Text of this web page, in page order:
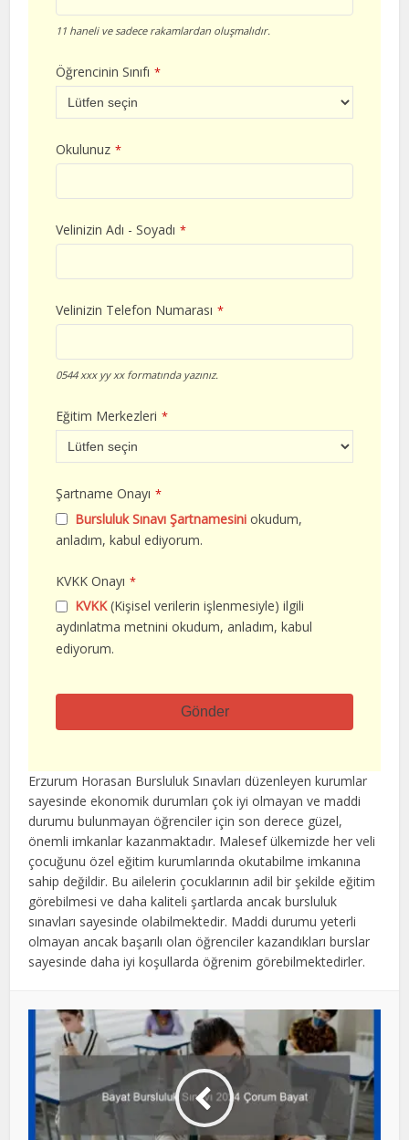
11 haneli ve sadece rakamlardan oluşmalıdır.
Öğrencinin Sınıfı *
Okulunuz *
Velinizin Adı - Soyadı *
Velinizin Telefon Numarası *
0544 xxx yy xx formatında yazınız.
Eğitim Merkezleri *
Şartname Onayı *
Bursluluk Sınavı Şartnamesini okudum,
anladım, kabul ediyorum.
KVKK Onayı *
KVKK(Kişisel verilerin işlenmesiyle) ilgili
aydınlatma metnini okudum, anladım, kabul
ediyorum.
Gönder
alan
boş
bırakılmalıdır
Erzurum Horasan Bursluluk Sınavları düzenleyen kurumlar
sayesinde ekonomik durumları çok iyi olmayan ve maddi
durumu bulunmayan öğrenciler için son derece güzel,
önemli imkanlar kazanmaktadır. Malesef ülkemizde her veli
çocuğunu özel eğitim kurumlarında okutabilme imkanına
sahip değildir. Bu ailelerin çocuklarının adil bir şekilde eğitim
görebilmesi ve daha kaliteli şartlarda ancak bursluluk
sınavları sayesinde olabilmektedir. Maddi durumu yeterli
olmayan ancak başarılı olan öğrenciler kazandıkları burslar
sayesinde daha iyi koşullarda öğrenim görebilmektedirler.